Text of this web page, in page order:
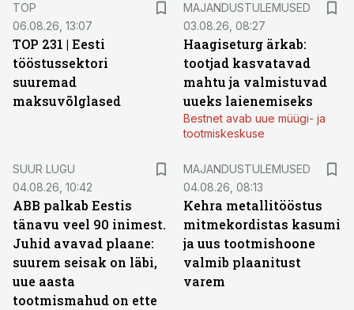
TOP
06.08.26, 13:07
TOP 231 | Eesti
tööstussektori
suuremad
maksuvõlglased
MAJANDUSTULEMUSED
03.08.26, 08:27
Haagiseturg ärkab:
tootjad kasvatavad
mahtu ja valmistuvad
uueks laienemiseks
Bestnet avab uue müügi- ja
tootmiskeskuse
SUUR LUGU
04.08.26, 10:42
ABB palkab Eestis
tänavu veel 90 inimest.
Juhid avavad plaane:
suurem seisak on läbi,
uue aasta
tootmismahud on ette
MAJANDUSTULEMUSED
04.08.26, 08:13
Kehra metallitööstus
mitmekordistas kasumi
ja uus tootmishoone
valmib plaanitust
varem